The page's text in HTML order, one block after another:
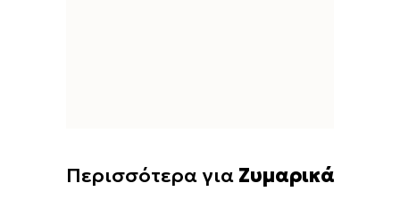
Περισσότερα για Ζυμαρικά